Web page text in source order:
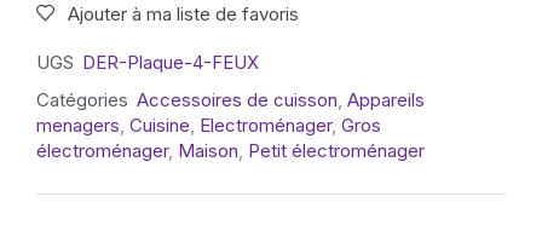
Ajouter à ma liste de favoris
UGS DER-Plaque-4-FEUX
Catégories Accessoires de cuisson, Appareils
menagers, Cuisine, Electroménager, Gros
électroménager, Maison, Petit électroménager